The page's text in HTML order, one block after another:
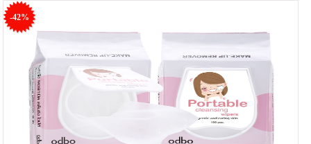
-42%